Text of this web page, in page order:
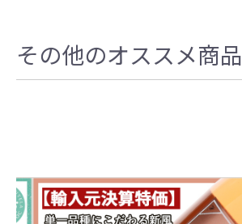
その他のオススメ商品